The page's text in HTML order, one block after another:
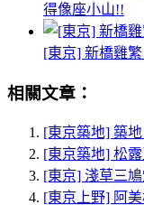
得像座小山!!
[東京] 新橋雞
相關文章：
[東京築地] 築
[東京築地] 松
[東京] 淺草三
[東京上野] 阿